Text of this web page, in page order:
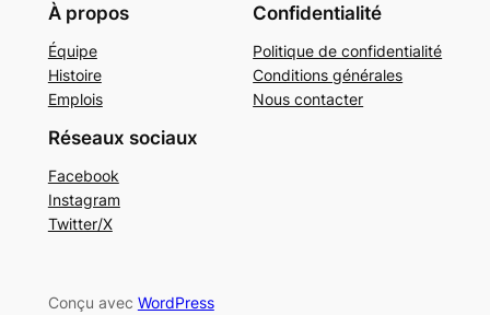
À propos
Équipe
Histoire
Emplois
Confidentialité
Politique de confidentialité
Conditions générales
Nous contacter
Réseaux sociaux
Facebook
Instagram
Twitter/X
Conçu avec WordPress